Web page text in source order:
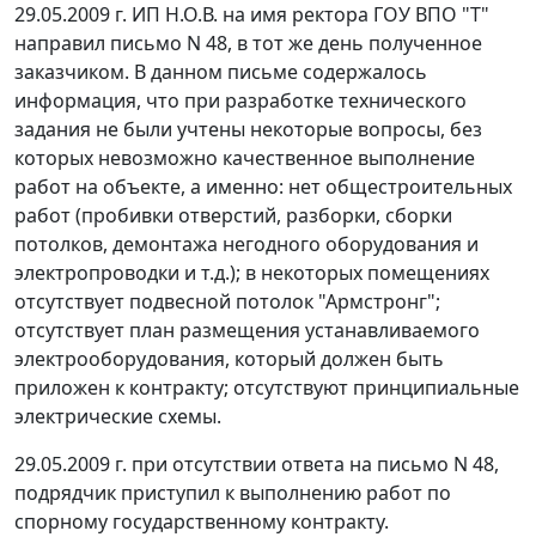
29.05.2009 г. ИП Н.О.В. на имя ректора ГОУ ВПО "Т"
направил письмо N 48, в тот же день полученное
заказчиком. В данном письме содержалось
информация, что при разработке технического
задания не были учтены некоторые вопросы, без
которых невозможно качественное выполнение
работ на объекте, а именно: нет общестроительных
работ (пробивки отверстий, разборки, сборки
потолков, демонтажа негодного оборудования и
электропроводки и т.д.); в некоторых помещениях
отсутствует подвесной потолок "Армстронг";
отсутствует план размещения устанавливаемого
электрооборудования, который должен быть
приложен к контракту; отсутствуют принципиальные
электрические схемы.
29.05.2009 г. при отсутствии ответа на письмо N 48,
подрядчик приступил к выполнению работ по
спорному государственному контракту.